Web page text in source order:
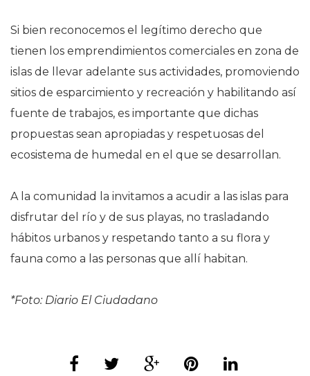
Si bien reconocemos el legítimo derecho que
tienen los emprendimientos comerciales en zona de
islas de llevar adelante sus actividades, promoviendo
sitios de esparcimiento y recreación y habilitando así
fuente de trabajos, es importante que dichas
propuestas sean apropiadas y respetuosas del
ecosistema de humedal en el que se desarrollan.
A la comunidad la invitamos a acudir a las islas para
disfrutar del río y de sus playas, no trasladando
hábitos urbanos y respetando tanto a su flora y
fauna como a las personas que allí habitan.
*Foto: Diario El Ciudadano